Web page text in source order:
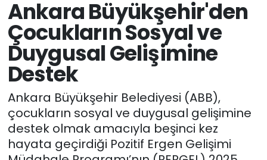
Ankara Büyükşehir'den
Çocukların Sosyal ve
Duygusal Gelişimine
Destek
Ankara Büyükşehir Belediyesi (ABB),
çocukların sosyal ve duygusal gelişimine
destek olmak amacıyla beşinci kez
hayata geçirdiği Pozitif Ergen Gelişimi
Tüm Manşetler
Son Dakika Haberleri